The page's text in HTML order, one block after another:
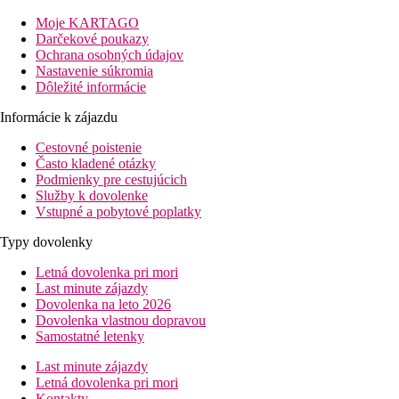
historických pamätihodností Alanye av okolí hotela sa nachádza
nespočetné množstvo reštaurácií, barov a obchodov. Hotel
odporúčame všetkým klientom, ktorí chcú byť v centre diania a
zároveň pri krásnej pláži.
pláže: pri pláži
centrá: 0.8 km Alanya
nákupných možností: 0 mv okolí hotela
Popis izby
TV so satelitným príjmom
telefón
minibar (za poplatok)
trezor (za poplatok)
kúpeľňa/WC (sušič vlasov)
Popis hotelu
Moje KARTAGO
Darčekové poukazy
Ochrana osobných údajov
Nastavenie súkromia
Dôležité informácie
Informácie k zájazdu
Cestovné poistenie
Často kladené otázky
Podmienky pre cestujúcich
Služby k dovolenke
Vstupné a pobytové poplatky
Typy dovolenky
Letná dovolenka pri mori
Last minute zájazdy
Dovolenka na leto 2026
Dovolenka vlastnou dopravou
Samostatné letenky
Last minute zájazdy
Letná dovolenka pri mori